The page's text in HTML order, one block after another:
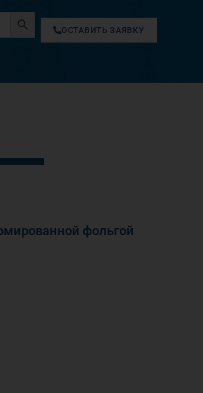
ОСТАВИТЬ ЗАЯВКУ
фольгой